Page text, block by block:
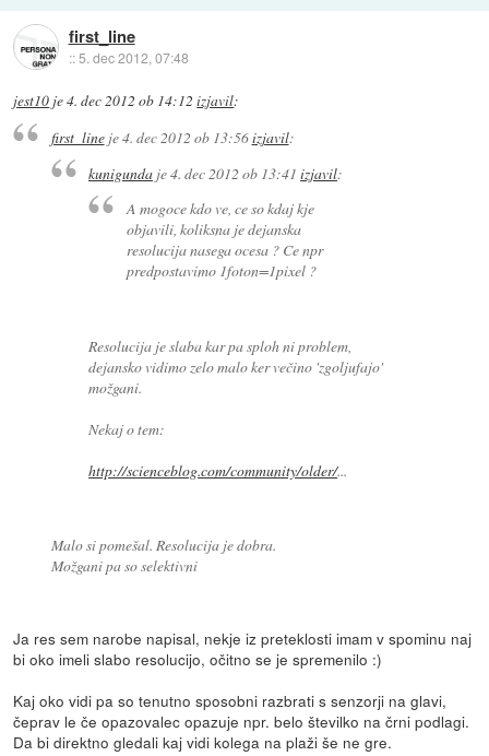
first_line
::5. dec 2012, 07:48
jest10 je4. dec 2012 ob 14:12 izjavil:
first_lineje4. dec 2012 ob 13:56izjavil:
kunigunda je4. dec 2012 ob 13:41 izjavil:
A mogoce kdo ve, ce so kdaj kje
objavili, koliksna je dejanska
resolucija nasega ocesa ? Ce npr
predpostavimo 1foton=1pixel ?
Resolucija je slaba kar pa sploh ni problem,
dejansko vidimo zelo malo ker večino 'zgoljufajo'
možgani.
Nekaj o tem:
http://scienceblog.com/community/older/...
Malo si pomešal. Resolucija je dobra.
Možgani pa so selektivni
Ja res sem narobe napisal, nekje iz preteklosti imam v spominu naj
bi oko imeli slabo resolucijo, očitno se je spremenilo :)
Kaj oko vidi pa so tenutno sposobni razbrati s senzorji na glavi,
čeprav le če opazovalec opazuje npr. belo številko na črni podlagi.
Da bi direktno gledali kaj vidi kolega na plaži še ne gre.